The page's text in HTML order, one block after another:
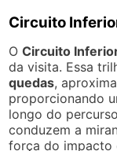
Circuito
OCircuito
da visita. Essa
quedas,
proporcionando
longo do
conduzem a
força do impacto